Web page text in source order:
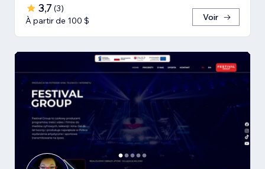
3,7 (3)
À partir de 100 $
Voir